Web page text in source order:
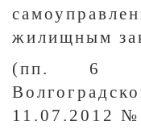
жилищным
(пп. 6 в
11.07.2012